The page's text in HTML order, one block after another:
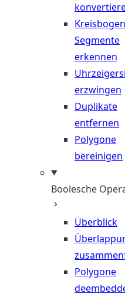
Segmente
erkennen
erzwingen
Duplikate
entfernen
Polygone
bereinigen
Boolesche
Überblick
Polygone